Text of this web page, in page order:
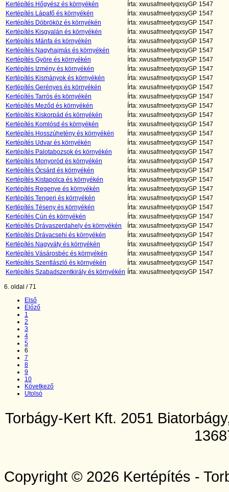
Kertépítés Hőgyész és környékén
Írta: xwusafmeetyqxsyGP 1547
Kertépítés Lápafő és környékén
Írta: xwusafmeetyqxsyGP 1547
Kertépítés Döbrököz és környékén
Írta: xwusafmeetyqxsyGP 1547
Kertépítés Kisgyalán és környékén
Írta: xwusafmeetyqxsyGP 1547
Kertépítés Mánfa és környékén
Írta: xwusafmeetyqxsyGP 1547
Kertépítés Nagyhajmás és környékén
Írta: xwusafmeetyqxsyGP 1547
Kertépítés Györe és környékén
Írta: xwusafmeetyqxsyGP 1547
Kertépítés Izmény és környékén
Írta: xwusafmeetyqxsyGP 1547
Kertépítés Kismányok és környékén
Írta: xwusafmeetyqxsyGP 1547
Kertépítés Gerényes és környékén
Írta: xwusafmeetyqxsyGP 1547
Kertépítés Tarrós és környékén
Írta: xwusafmeetyqxsyGP 1547
Kertépítés Meződ és környékén
Írta: xwusafmeetyqxsyGP 1547
Kertépítés Kiskorpád és környékén
Írta: xwusafmeetyqxsyGP 1547
Kertépítés Komlósd és környékén
Írta: xwusafmeetyqxsyGP 1547
Kertépítés Hosszúhetény és környékén
Írta: xwusafmeetyqxsyGP 1547
Kertépítés Udvar és környékén
Írta: xwusafmeetyqxsyGP 1547
Kertépítés Palotabozsok és környékén
Írta: xwusafmeetyqxsyGP 1547
Kertépítés Monyoród és környékén
Írta: xwusafmeetyqxsyGP 1547
Kertépítés Ócsárd és környékén
Írta: xwusafmeetyqxsyGP 1547
Kertépítés Kistapolca és környékén
Írta: xwusafmeetyqxsyGP 1547
Kertépítés Regenye és környékén
Írta: xwusafmeetyqxsyGP 1547
Kertépítés Tengeri és környékén
Írta: xwusafmeetyqxsyGP 1547
Kertépítés Téseny és környékén
Írta: xwusafmeetyqxsyGP 1547
Kertépítés Cún és környékén
Írta: xwusafmeetyqxsyGP 1547
Kertépítés Drávaszerdahely és környékén
Írta: xwusafmeetyqxsyGP 1547
Kertépítés Drávacsehi és környékén
Írta: xwusafmeetyqxsyGP 1547
Kertépítés Nagyváty és környékén
Írta: xwusafmeetyqxsyGP 1547
Kertépítés Vásárosbéc és környékén
Írta: xwusafmeetyqxsyGP 1547
Kertépítés Szentlászló és környékén
Írta: xwusafmeetyqxsyGP 1547
Kertépítés Szabadszentkirály és környékén Írta: xwusafmeetyqxsyGP 1547
6. oldal / 71
Első
Előző
1
2
3
4
5
6
7
8
9
10
Következő
Utolsó
Torbágy-Kert Kft. 2051
Copyright © 2026 Kertépítés -